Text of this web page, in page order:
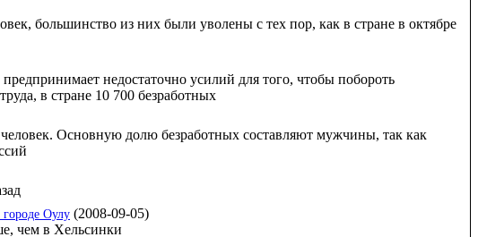
большинство из них были уволены с тех пор, как в стране в октябре
недостаточно усилий для того, чтобы побороть
в стране 10 700 безработных
Основную долю безработных составляют мужчины, так как
Оулу (2008-09-05)
чем в Хельсинки